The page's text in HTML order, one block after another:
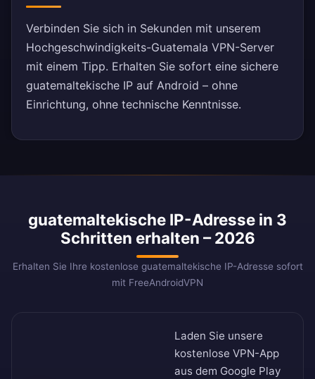
Verbinden Sie sich in Sekunden mit unserem
Hochgeschwindigkeits-Guatemala VPN-Server
mit einem Tipp. Erhalten Sie sofort eine sichere
guatemaltekische IP auf Android – ohne
Einrichtung, ohne technische Kenntnisse.
guatemaltekische IP-Adresse in 3
Schritten erhalten – 2026
Erhalten Sie Ihre kostenlose guatemaltekische IP-Adresse sofort
mit FreeAndroidVPN
Laden Sie unsere
kostenlose VPN-App
aus dem Google Play